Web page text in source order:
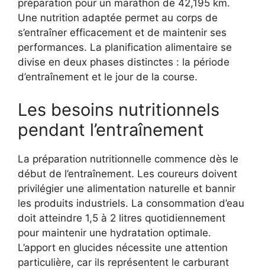
préparation pour un marathon de 42,195 km.
Une nutrition adaptée permet au corps de
s’entraîner efficacement et de maintenir ses
performances. La planification alimentaire se
divise en deux phases distinctes : la période
d’entraînement et le jour de la course.
Les besoins nutritionnels
pendant l’entraînement
La préparation nutritionnelle commence dès le
début de l’entraînement. Les coureurs doivent
privilégier une alimentation naturelle et bannir
les produits industriels. La consommation d’eau
doit atteindre 1,5 à 2 litres quotidiennement
pour maintenir une hydratation optimale.
L’apport en glucides nécessite une attention
particulière, car ils représentent le carburant